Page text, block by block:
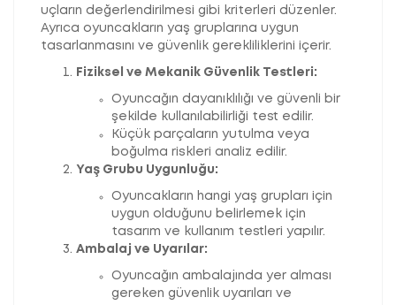
uçların değerlendirilmesi gibi kriterleri düzenler.
Ayrıca oyuncakların yaş gruplarına uygun
tasarlanmasını ve güvenlik gerekliliklerini içerir.
Fiziksel ve Mekanik Güvenlik Testleri:
Oyuncağın dayanıklılığı ve güvenli bir
şekilde kullanılabilirliği test edilir.
Küçük parçaların yutulma veya
boğulma riskleri analiz edilir.
Yaş Grubu Uygunluğu:
Oyuncakların hangi yaş grupları için
uygun olduğunu belirlemek için
tasarım ve kullanım testleri yapılır.
Ambalaj ve Uyarılar:
Oyuncağın ambalajında yer alması
gereken güvenlik uyarıları ve